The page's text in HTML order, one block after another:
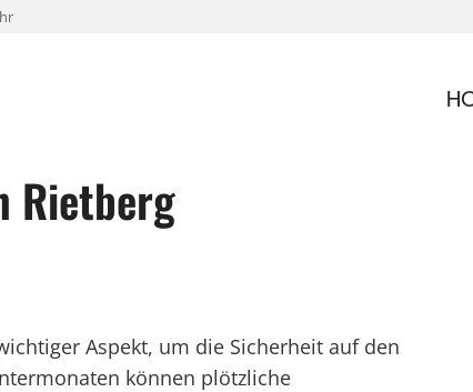
Rietberg
Aspekt, um die Sicherheit auf den
können plötzliche